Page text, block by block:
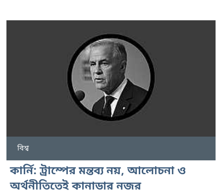
বিশ্ব
কার্নি: ট্রাম্পের মন্তব্য নয়, আলোচনা ও
অর্থনীতিতেই কানাডার নজর